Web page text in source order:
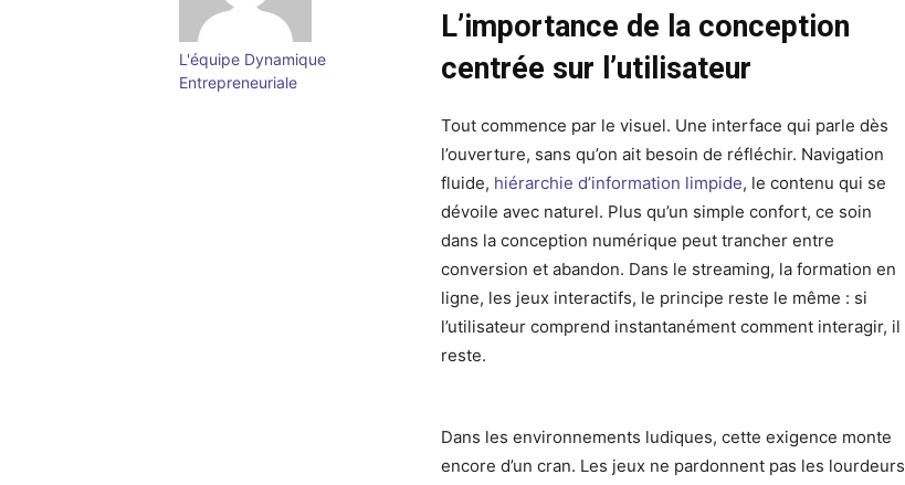
L'équipe Dynamique
Entrepreneuriale
L’importance de la conception
centrée sur l’utilisateur
Tout commence par le visuel. Une interface qui parle dès
l’ouverture, sans qu’on ait besoin de réfléchir. Navigation
fluide, hiérarchie d’information limpide, le contenu qui se
dévoile avec naturel. Plus qu’un simple confort, ce soin
dans la conception numérique peut trancher entre
conversion et abandon. Dans le streaming, la formation en
ligne, les jeux interactifs, le principe reste le même : si
l’utilisateur comprend instantanément comment interagir, il
reste.
Dans les environnements ludiques, cette exigence monte
encore d’un cran. Les jeux ne pardonnent pas les lourdeurs